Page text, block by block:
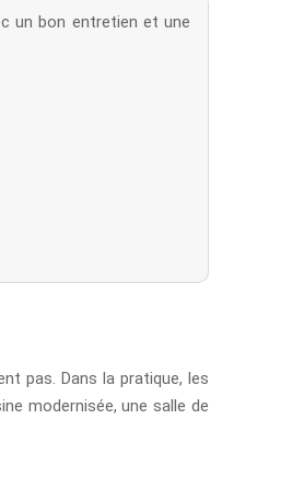
un bon entretien et une
pas. Dans la pratique, les
modernisée, une salle de